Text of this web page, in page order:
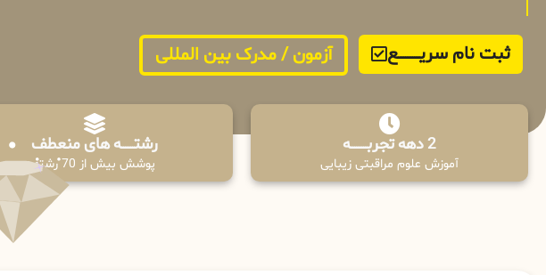
ثبت نام سریــــــــــــع آزمون / مدرک بین المللی
2 دهه تجربـــــــــه
آموزش علوم مراقبتی زیبایی
رشتـــــــه های منعطف
پوشش بیش از 70 رشته